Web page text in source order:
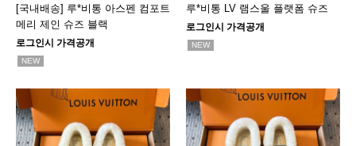
[국내배송] 루*비통 아스펜 컴포트
메리 제인 슈즈 블랙
로그인시 가격공개
NEW
루*비통 LV 램스울 플랫폼 슈즈
로그인시 가격공개
NEW